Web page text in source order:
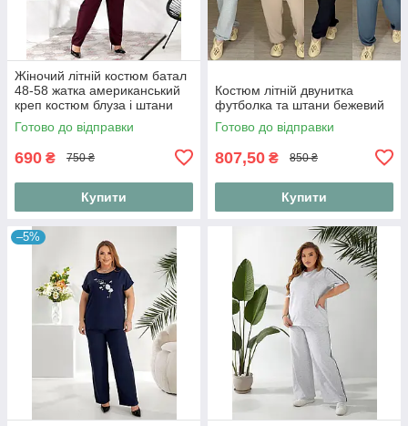
Жіночий літній костюм батал
48-58 жатка американський
креп костюм блуза і штани
вільний повсякденний
великих розмірів
Готово до відправки
690 ₴ 750 ₴
Купити
Костюм літній двунитка
футболка та штани бежевий
Готово до відправки
807,50 ₴ 850 ₴
Купити
–5%